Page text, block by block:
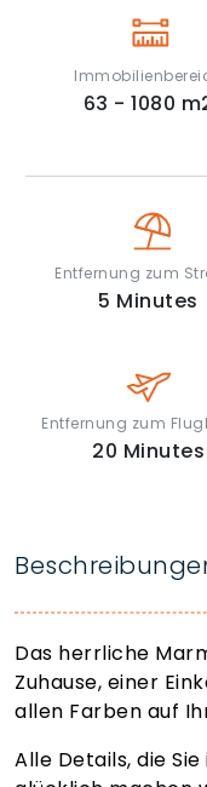
63 - 1080
Entfernung zum
5 Minutes
Entfernung zum
20 Minutes
Das herrliche
Zuhause, einer
allen Farben auf
Alle Details, die